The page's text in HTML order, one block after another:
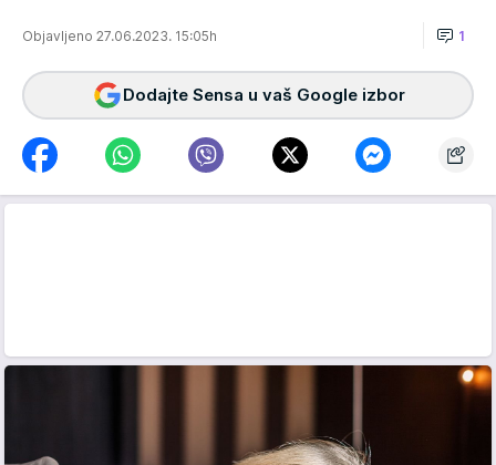
Objavljeno 27.06.2023. 15:05h 1
Dodajte Sensa u vaš Google izbor